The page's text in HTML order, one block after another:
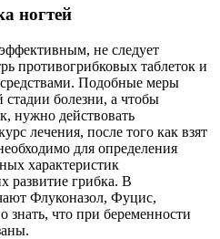
ногтей
не следует
противогрибковых таблеток и
Подобные меры
болезни, а чтобы
нужно действовать
лечения, после того как взят
для определения
характеристик
развитие грибка. В
Флуконазол, Фуцис,
что при беременности